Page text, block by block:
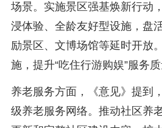
场景。实施景区强基焕新行动
浸体验、全龄友好型设施，盘
励景区、文博场馆等延时开放
施，提升“吃住行游购娱”服务质
养老服务方面，《意见》提到
级养老服务网络。推动社区养